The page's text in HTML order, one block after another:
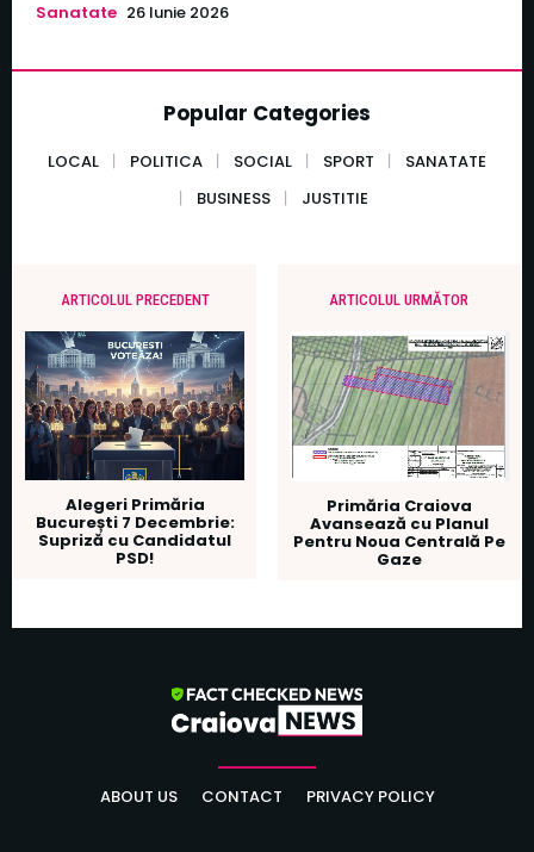
Sanatate 26 Iunie 2026
Popular Categories
LOCAL POLITICA SOCIAL SPORT
SANATATE
BUSINESS
JUSTITIE
ARTICOLUL PRECEDENT
Alegeri Primăria
București 7 Decembrie:
Supriză cu Candidatul
PSD!
ARTICOLUL URMĂTOR
Primăria Craiova
Avansează cu Planul
Pentru Noua Centrală Pe
Gaze
ABOUT US CONTACT PRIVACY POLICY